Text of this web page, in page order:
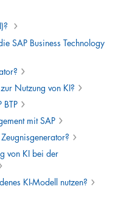
SAP Business Technology
Nutzung von KI?
mit SAP
von KI bei der
KI-Modell nutzen?